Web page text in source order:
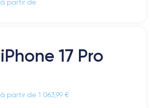
à partir de
iPhone 17 Pro
à partir de 1 063,99 €